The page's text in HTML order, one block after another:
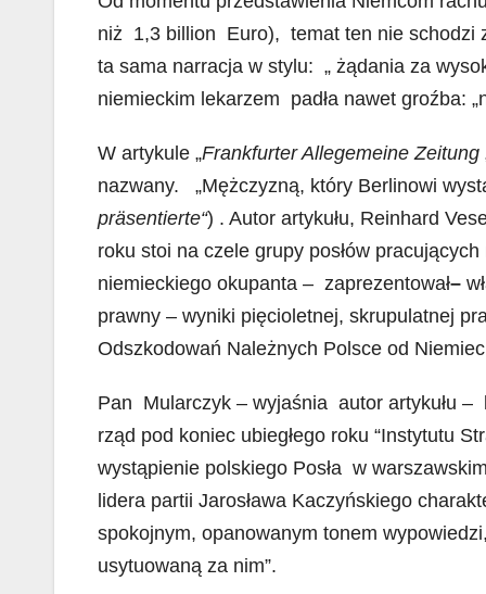
e
o
o
A
p
i
k
e
d
I
niż 1,3 billion Euro), temat ten nie schodzi
ta sama narracja w stylu: „ żądania za
niemieckim lekarzem padła nawet groźba:
W artykule „Frankfurter Allegemeine Zeitung
nazwany. „Mężczyzną, który Berlinowi
präsentierte“) . Autor artykułu, Reinhard
roku stoi na czele grupy posłów
niemieckiego okupanta – zaprezentował–
prawny – wyniki pięcioletnej, skrupulatnej
Odszkodowań Należnych Polsce od
Pan Mularczyk – wyjaśnia autor artykułu –
rząd pod koniec ubiegłego roku “Instytutu
wystąpienie polskiego Posła w
lidera partii Jarosława Kaczyńskiego
spokojnym, opanowanym tonem
usytuowaną za nim”.